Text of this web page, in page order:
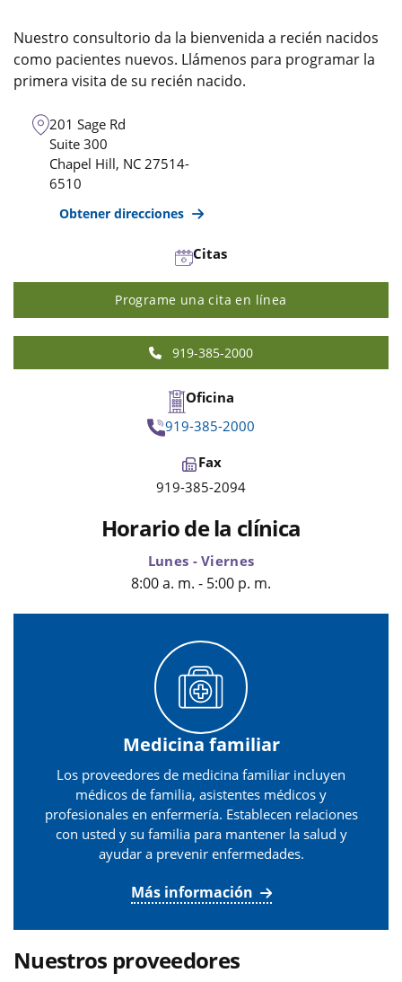
Nuestro consultorio da la bienvenida a recién nacidos
como pacientes nuevos. Llámenos para programar la
primera visita de su recién nacido.
201 Sage Rd
Suite 300
Chapel Hill, NC 27514-
6510
Obtener direcciones
Citas
Programe una cita en línea
919-385-2000
Oficina
919-385-2000
Fax
919-385-2094
Horario de la clínica
Lunes - Viernes
8:00 a. m. - 5:00 p. m.
Medicina familiar
Los proveedores de medicina familiar incluyen
médicos de familia, asistentes médicos y
profesionales en enfermería. Establecen relaciones
con usted y su familia para mantener la salud y
ayudar a prevenir enfermedades.
Más información
Nuestros proveedores